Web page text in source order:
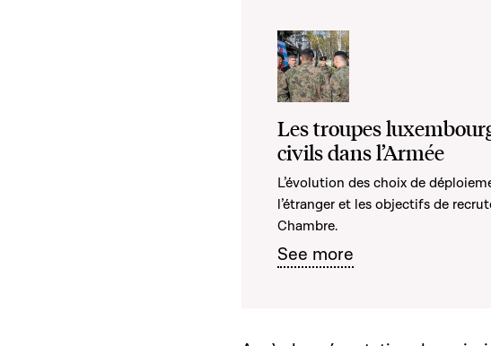
Les troupes
civils dans l’Armée
L’évolution des choix de
l’étranger et les objectifs de
Chambre.
See more